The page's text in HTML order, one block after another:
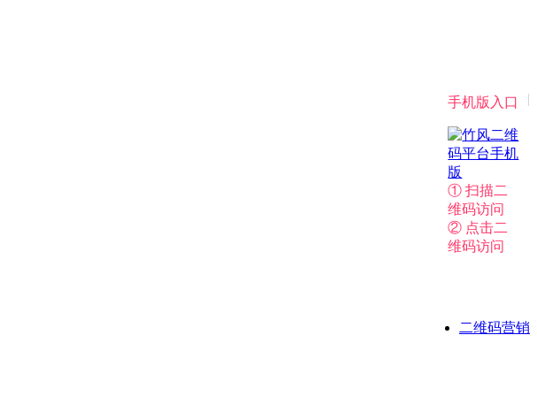
|
手机版入口
① 扫描二
维码访问
② 点击二
维码访问
二维码营销